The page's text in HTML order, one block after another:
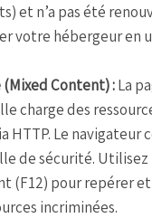
et n’a pas été
votre hébergeur en
Content) :La
charge des
HTTP. Le navigateur
de sécurité. Utilisez
(F12) pour repérer
incriminées.